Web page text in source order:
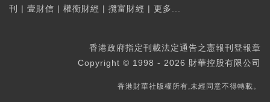
刊
| 壹財信 | 權衡財經 | 攬富財經 | 更多...
香港政府指定刊載法定通告之憲報刊登報章
Copyright © 1998 - 2026 財華控股有限公司
香港財華社版權所有,未經同意不得轉載。